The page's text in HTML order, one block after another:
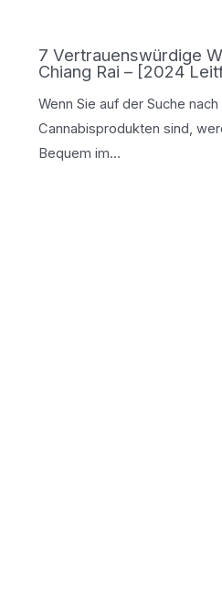
7 Vertrauenswürdige
Chiang Rai – [2024
Wenn Sie auf der Suche
Cannabisprodukten sind,
Bequem im…